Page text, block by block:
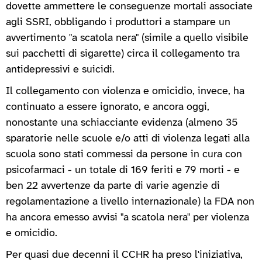
dovette ammettere le conseguenze mortali associate
agli SSRI, obbligando i produttori a stampare un
avvertimento "a scatola nera" (simile a quello visibile
sui pacchetti di sigarette) circa il collegamento tra
antidepressivi e suicidi.
Il collegamento con violenza e omicidio, invece, ha
continuato a essere ignorato, e ancora oggi,
nonostante una schiacciante evidenza (almeno 35
sparatorie nelle scuole e/o atti di violenza legati alla
scuola sono stati commessi da persone in cura con
psicofarmaci - un totale di 169 feriti e 79 morti - e
ben 22 avvertenze da parte di varie agenzie di
regolamentazione a livello internazionale) la FDA non
ha ancora emesso avvisi "a scatola nera" per violenza
e omicidio.
Per quasi due decenni il CCHR ha preso l'iniziativa,